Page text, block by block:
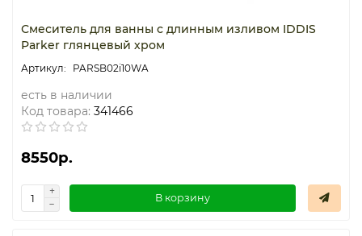
Смеситель для ванны с длинным изливом IDDIS
Parker глянцевый хром
PARSB02i10WA
есть в наличии
Код товара: 341466
8550р.
В корзину